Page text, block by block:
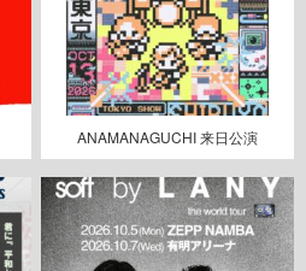
ANAMANAGUCHI 来日公演